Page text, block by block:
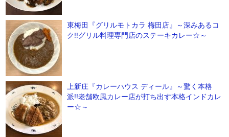
東梅田『グリルモトカラ 梅田店』～深みあるコ
ク!!グリル料理専門店のステーキカレー☆～
上新庄『カレーハウス ディール』～驚く本格
派!!老舗欧風カレー店が打ち出す本格インドカレ
ー☆～